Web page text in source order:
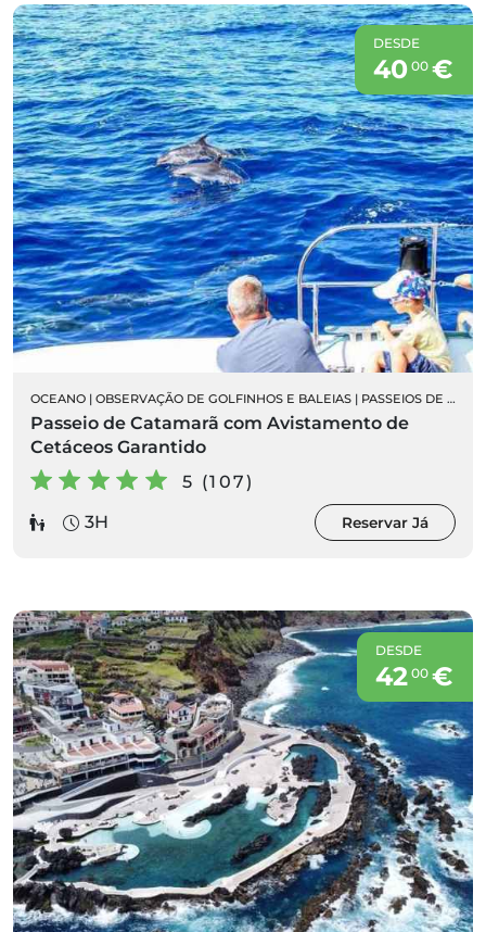
DESDE
40 00€
OCEANO | OBSERVAÇÃO DE GOLFINHOS E BALEIAS | PASSEIOS DE BARCO
Passeio de Catamarã com Avistamento de
Cetáceos Garantido
5 (107)
3H
Reservar Já
DESDE
42 00€